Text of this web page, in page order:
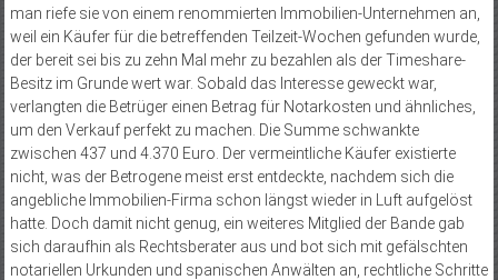
man riefe sie von einem renommierten Immobilien-Unternehmen an,
weil ein Käufer für die betreffenden Teilzeit-Wochen gefunden wurde,
der bereit sei bis zu zehn Mal mehr zu bezahlen als der Timeshare-
Besitz im Grunde wert war. Sobald das Interesse geweckt war,
verlangten die Betrüger einen Betrag für Notarkosten und ähnliches,
um den Verkauf perfekt zu machen. Die Summe schwankte
zwischen 437 und 4.370 Euro. Der vermeintliche Käufer existierte
nicht, was der Betrogene meist erst entdeckte, nachdem sich die
angebliche Immobilien-Firma schon längst wieder in Luft aufgelöst
hatte. Doch damit nicht genug, ein weiteres Mitglied der Bande gab
sich daraufhin als Rechtsberater aus und bot sich mit gefälschten
notariellen Urkunden und spanischen Anwälten an, rechtliche Schritte